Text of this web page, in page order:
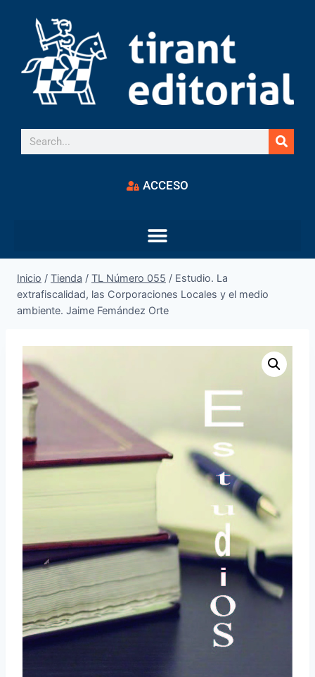
ACCESO
Inicio / Tienda / TL Número 055 / Estudio. La
extrafiscalidad, las Corporaciones Locales y el medio
ambiente. Jaime Femández Orte